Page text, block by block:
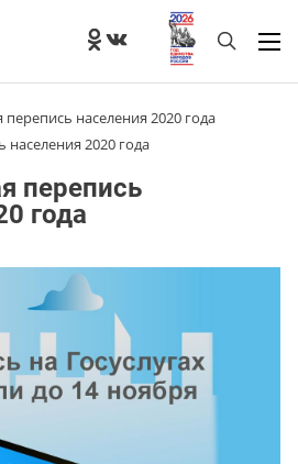
перепись населения 2020 года
населения 2020 года
перепись
года